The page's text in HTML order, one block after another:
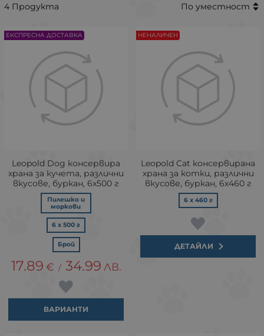
4 Продукта По уместност
Leopold Dog консервира
храна за кучета, различни
вкусове, буркан, 6х500 г
Пилешко и
моркови
6 х 500 г
Брой
17.89 € / 34.99 ЛВ.
ВАРИАНТИ
ЕКСПРЕСНА ДОСТАВКА
Leopold Cat консервирана
храна за котки, различни
вкусове, буркан, 6х460 г
6 х 460 г
ДЕТАЙЛИ
НЕНАЛИЧЕН